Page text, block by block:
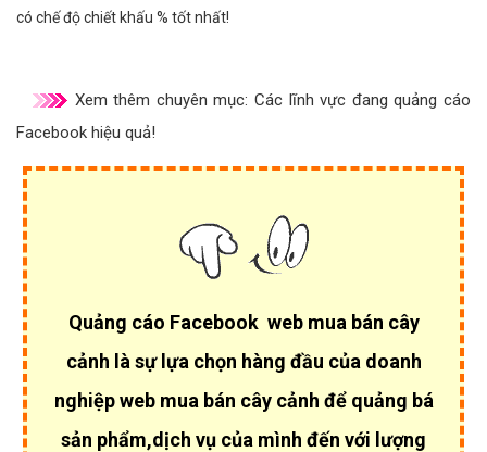
có chế độ chiết khấu % tốt nhất!
Xem thêm chuyên mục: Các lĩnh vực đang quảng cáo
Facebook hiệu quả!
Quảng cáo Facebook web mua bán cây
cảnh là sự lựa chọn hàng đầu của doanh
nghiệp web mua bán cây cảnh để quảng bá
sản phẩm,dịch vụ của mình đến với lượng